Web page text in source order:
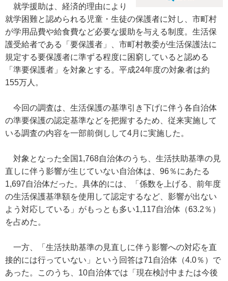
就学援助は、経済的理由により
就学困難と認められる児童・生徒の保護者に対し、市町村
が学用品費や給食費など必要な援助を与える制度。生活保
護受給者である「要保護者」、市町村教委が生活保護法に
規定する要保護者に準ずる程度に困窮していると認める
「準要保護者」を対象とする。平成24年度の対象者は約
155万人。
今回の調査は、生活保護の基準引き下げに伴う各自治体
の準要保護の認定基準などを把握するため、従来実施して
いる調査の内容を一部前倒しして4月に実施した。
対象となった全国1,768自治体のうち、生活扶助基準の見
直しに伴う影響が生じていない自治体は、96％にあたる
1,697自治体だった。具体的には、「係数を上げる、前年度
の生活保護基準額を使用して認定するなど、影響が出ない
よう対応している」がもっとも多い1,117自治体（63.2％）
を占めた。
一方、「生活扶助基準の見直しに伴う影響への対応を直
接的には行っていない」という回答は71自治体（4.0％）で
あった。このうち、10自治体では「現在検討中または今後